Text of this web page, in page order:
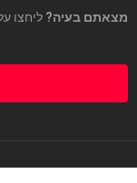
מצאתם בעיה? ליחצו